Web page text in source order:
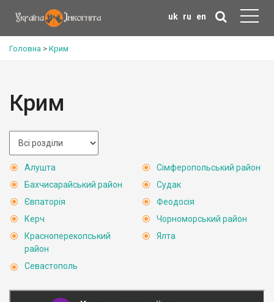
uk ru en
Головна > Крим
Крим
Алушта
Бахчисарайський район
Євпаторія
Керч
Красноперекопський
район
Севастополь
Сімферопольський район
Судак
Феодосія
Чорноморський район
Ялта